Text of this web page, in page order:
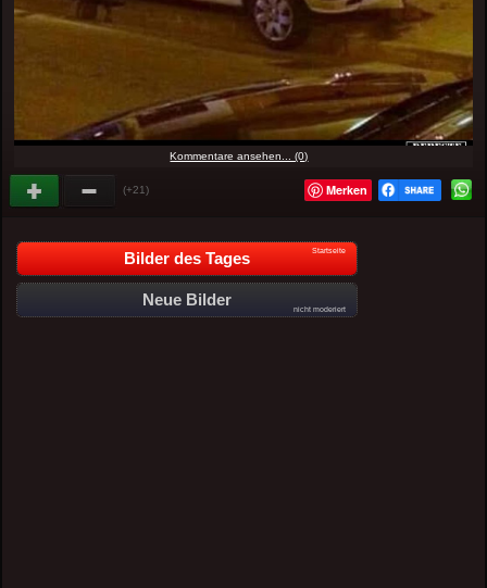
Kommentare ansehen... (0)
(+21) Merken
Bilder des Tages Startseite
Neue Bilder
nicht moderiert